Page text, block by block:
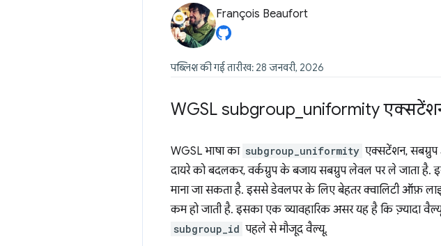
François Beaufort
पब्लिश की गई तारीख: 28 जनवरी, 2026
WGSL subgroup uniformity
WGSL भाषा का subgroup_uniformity एक्सटेंशन,
दायरे को बदलकर, वर्कग्रुप के बजाय सबग्रुप लेवल पर ले जाता है.
माना जा सकता है. इससे डेवलपर के लिए बेहतर क्वालिटी ऑफ़
कम हो जाती है. इसका एक व्यावहारिक असर यह है कि ज़्यादा
subgroup_id पहले से मौजूद वैल्यू.